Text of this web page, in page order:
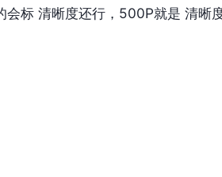
标 清晰度还行，500P就是 清晰度